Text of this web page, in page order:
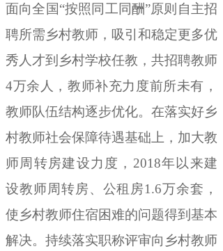
面向全国“按照同工同酬”原则 自主招
聘所需乡村教师 ， 吸引和稳定更多优
秀人才到乡村学校任教，共招聘教师
4万余人 ，教师补充力度前所未有，
教师队伍结构逐步优化。 在落实好乡
村教师社会保障待遇基础上，加大教
师周转房建设力度 ， 2018年以来建
设教师周转房、公租房1.6万余套 ，
使乡村教师住宿困难的问题得到基本
解决。 持续落实职称评审向乡村教师